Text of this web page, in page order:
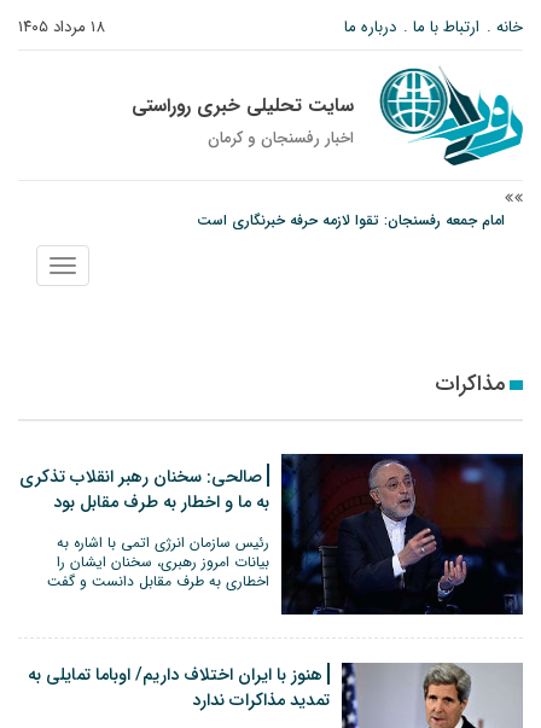
۱۸ مرداد ۱۴۰۵ خانه ارتباط با ما درباره ما
سایت تحلیلی خبری روراستی
اخبار رفسنجان و كرمان
امام جمعه رفسنجان: تقوا لازمه حرفه خبرنگاری است
پیش‌بینی هواشناسی برای استان کرمان؛ از وزش باد و گردوخاک تا رگبار و رعدوبرق
نمایش
منو
مذاکرات
صالحی: سخنان رهبر انقلاب تذکری
به ما و اخطار به طرف مقابل بود
رئیس سازمان انرژی اتمی با اشاره به
بیانات امروز رهبری، سخنان ایشان را
اخطاری به طرف مقابل دانست و گفت
هنوز با ایران اختلاف داریم/ اوباما تمايلی به
تمدید مذاکرات ندارد